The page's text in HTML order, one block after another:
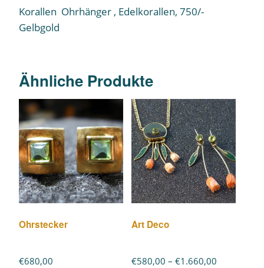
Korallen Ohrhänger , Edelkorallen, 750/-
Gelbgold
Ähnliche Produkte
Ohrstecker
€680,00
Art Deco
€580,00 –€1.660,00